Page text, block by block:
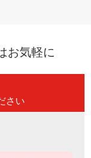
お気軽に
さい